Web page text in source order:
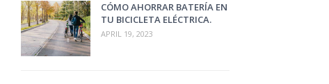
CÓMO AHORRAR BATERÍA EN
TU BICICLETA ELÉCTRICA.
APRIL 19, 2023